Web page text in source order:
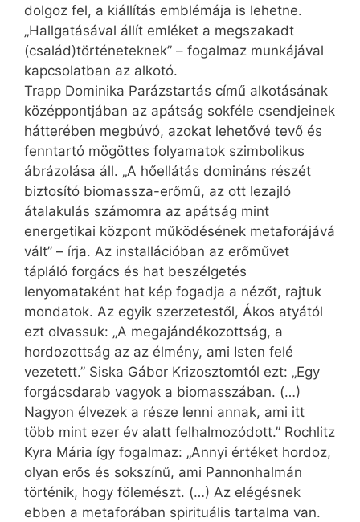
dolgoz fel, a kiállítás emblémája is lehetne.
„Hallgatásával állít emléket a megszakadt
(család)történeteknek” – fogalmaz munkájával
kapcsolatban az alkotó.
Trapp Dominika Parázstartás című alkotásának
középpontjában az apátság sokféle csendjeinek
hátterében megbúvó, azokat lehetővé tevő és
fenntartó mögöttes folyamatok szimbolikus
ábrázolása áll. „A hőellátás domináns részét
biztosító biomassza-erőmű, az ott lezajló
átalakulás számomra az apátság mint
energetikai központ működésének metaforájává
vált” – írja. Az installációban az erőművet
tápláló forgács és hat beszélgetés
lenyomataként hat kép fogadja a nézőt, rajtuk
mondatok. Az egyik szerzetestől, Ákos atyától
ezt olvassuk: „A megajándékozottság, a
hordozottság az az élmény, ami Isten felé
vezetett.” Siska Gábor Krizosztomtól ezt: „Egy
forgácsdarab vagyok a biomasszában. (…)
Nagyon élvezek a része lenni annak, ami itt
több mint ezer év alatt felhalmozódott.” Rochlitz
Kyra Mária így fogalmaz: „Annyi értéket hordoz,
olyan erős és sokszínű, ami Pannonhalmán
történik, hogy fölemészt. (…) Az elégésnek
ebben a metaforában spirituális tartalma van.